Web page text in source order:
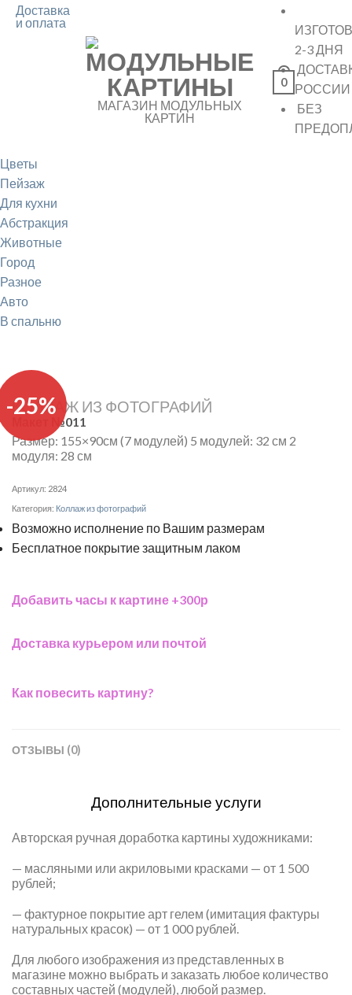
Доставка
и оплата
МАГАЗИН МОДУЛЬНЫХ
КАРТИН
0
2-3 ДНЯ
РОССИИ
БЕЗ
Цветы
Пейзаж
Для кухни
Абстракция
Животные
Город
Разное
Авто
В спальню
-25%
КОЛЛАЖ ИЗ ФОТОГРАФИЙ
Макет №011
Размер: 155×90см (7 модулей) 5 модулей: 32 см 2
модуля: 28 см
Артикул: 2824
Категория: Коллаж из фотографий
Возможно исполнение по Вашим размерам
Бесплатное покрытие защитным лаком
Добавить часы к картине +300р
Доставка курьером или почтой
Как повесить картину?
ОТЗЫВЫ (0)
Дополнительные услуги
Авторская ручная доработка картины художниками:
— масляными или акриловыми красками — от 1 500
рублей;
— фактурное покрытие арт гелем (имитация фактуры
натуральных красок) — от 1 000 рублей.
Для любого изображения из представленных в
магазине можно выбрать и заказать любое количество
составных частей (модулей), любой размер.